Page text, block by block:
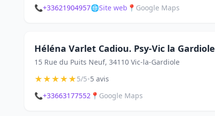
📞+33621904957🌐Site web 📍 Google Maps
Héléna Varlet Cadiou. Psy-Vic la Gardiole
15 Rue du Puits Neuf, 34110 Vic-la-Gardiole
★★★★★5/5•5 avis
📞+33663177552 📍 Google Maps